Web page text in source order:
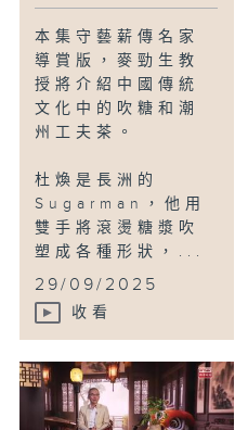
本集守藝薪傳名家
導賞版，麥勁生教
授將介紹中國傳統
文化中的吹糖和潮
州工夫茶。
杜煥是長洲的
Sugarman，他用
雙手將滾燙糖漿吹
塑成各種形狀，...
29/09/2025
收看